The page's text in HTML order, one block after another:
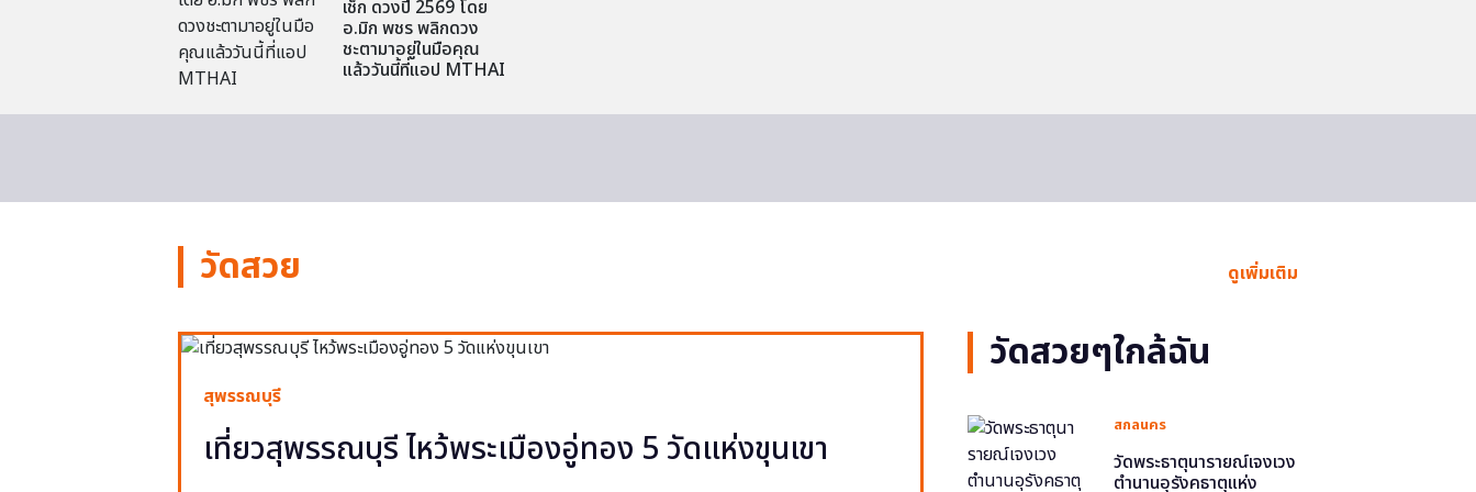
เช็ก ดวงปี 2569 โดย
อ.มิก พชร พลิกดวง
ชะตามาอยู่ในมือคุณ
แล้ววันนี้ที่แอป MTHAI
วัดสวย ดูเพิ่มเติม
สุพรรณบุรี
เที่ยวสุพรรณบุรี ไหว้พระเมืองอู่ทอง 5 วัดแห่งขุนเขา
วัดสวยๆใกล้ฉัน
สกลนคร
วัดพระธาตุนารายณ์เจงเวง
ตำนานอุรังคธาตุแห่ง